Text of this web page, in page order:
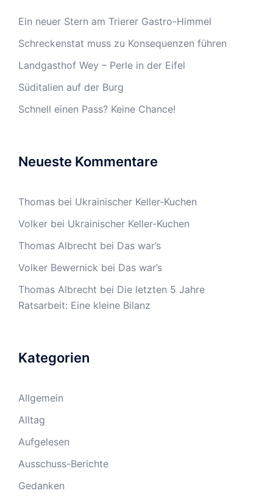
Ein neuer Stern am Trierer Gastro-Himmel
Schreckenstat muss zu Konsequenzen führen
Landgasthof Wey – Perle in der Eifel
Süditalien auf der Burg
Schnell einen Pass? Keine Chance!
Neueste Kommentare
Thomas bei Ukrainischer Keller-Kuchen
Volker bei Ukrainischer Keller-Kuchen
Thomas Albrecht bei Das war’s
Volker Bewernick bei Das war’s
Thomas Albrecht bei Die letzten 5 Jahre
Ratsarbeit: Eine kleine Bilanz
Kategorien
Allgemein
Alltag
Aufgelesen
Ausschuss-Berichte
Gedanken